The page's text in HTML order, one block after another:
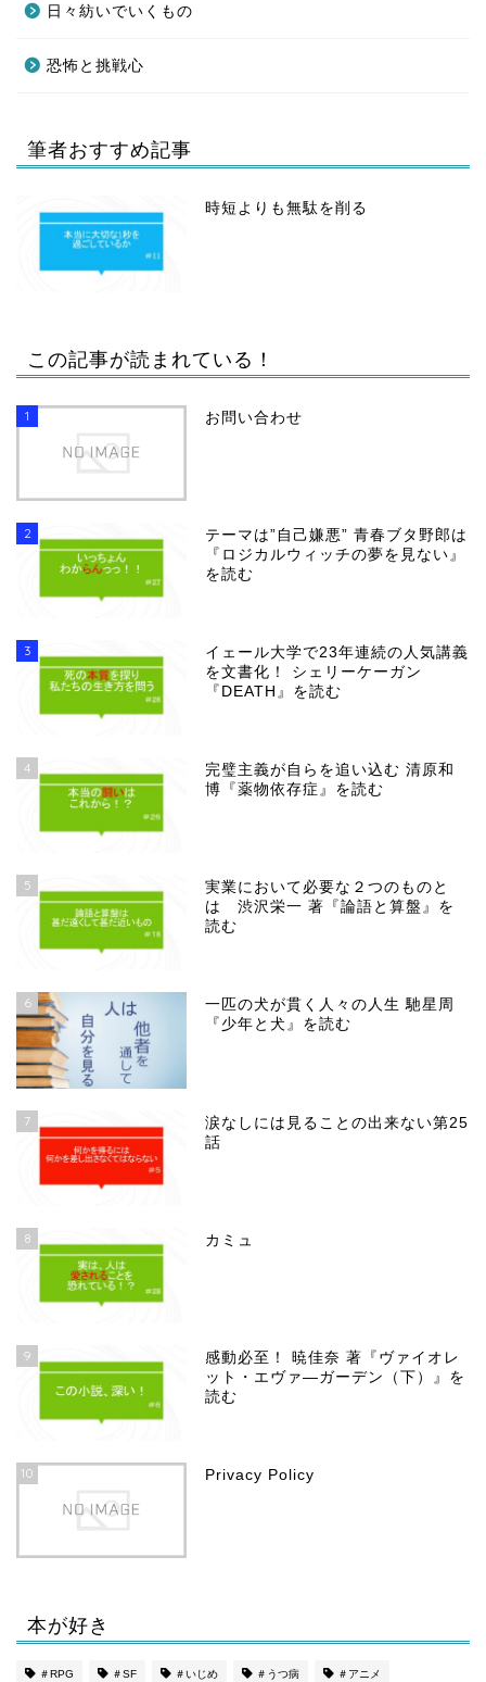
日々紡いでいくもの
恐怖と挑戦心
筆者おすすめ記事
時短よりも無駄を削る
この記事が読まれている！
1 お問い合わせ
2
テーマは”自己嫌悪” 青春ブタ野郎は
『ロジカルウィッチの夢を見ない』
を読む
3
イェール大学で23年連続の人気講義
を文書化！ シェリーケーガン
『DEATH』を読む
4
完璧主義が自らを追い込む 清原和
博『薬物依存症』を読む
5
実業において必要な２つのものと
は 渋沢栄一 著『論語と算盤』を
読む
6
一匹の犬が貫く人々の人生 馳星周
『少年と犬』を読む
7
涙なしには見ることの出来ない第25
話
8 カミュ
9
感動必至！ 暁佳奈 著『ヴァイオレ
ット・エヴァ―ガーデン（下）』を
読む
10 Privacy Policy
本が好き
＃RPG ＃SF ＃いじめ ＃うつ病 ＃アニメ